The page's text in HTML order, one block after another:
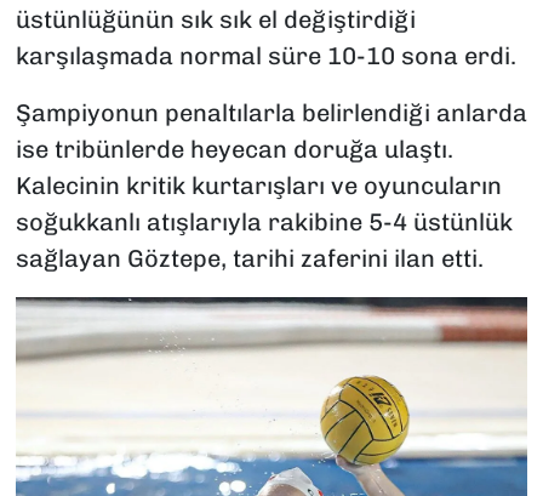
üstünlüğünün sık sık el değiştirdiği
karşılaşmada normal süre 10-10 sona erdi.
Şampiyonun penaltılarla belirlendiği anlarda
ise tribünlerde heyecan doruğa ulaştı.
Kalecinin kritik kurtarışları ve oyuncuların
soğukkanlı atışlarıyla rakibine 5-4 üstünlük
sağlayan Göztepe, tarihi zaferini ilan etti.